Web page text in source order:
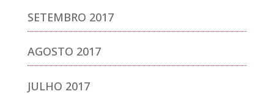
SETEMBRO 2017
AGOSTO 2017
JULHO 2017